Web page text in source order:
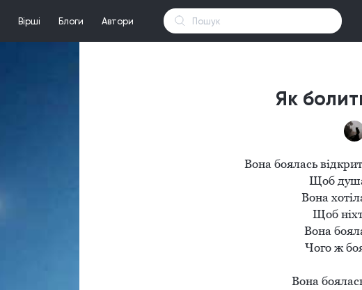
Вірші Блоги Автори
Як
Вона боялась
Щоб
Вона
Щоб
Вона
Чого ж
Вона